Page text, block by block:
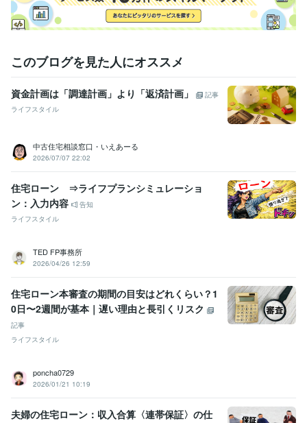
このブログを見た人にオススメ
資金計画は「調達計画」より「返済計画」
記事
ライフスタイル
中古住宅相談窓口・いえあーる
2026/07/07 22:02
住宅ローン ⇒ライフプランシミュレーショ
ン：入力内容
告知
ライフスタイル
TED FP事務所
2026/04/26 12:59
住宅ローン本審査の期間の目安はどれくらい？1
0日〜2週間が基本｜遅い理由と長引くリスク
記事
ライフスタイル
poncha0729
2026/01/21 10:19
夫婦の住宅ローン：収入合算〈連帯保証〉の仕